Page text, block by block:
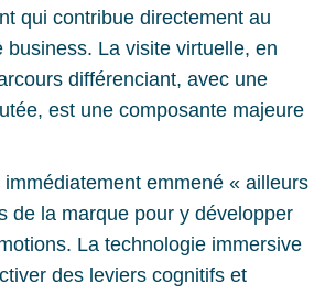
qui contribue directement au
business. La visite virtuelle, en
différenciant, avec une
est une composante majeure
emmené « ailleurs
de la marque pour y développer
La technologie immersive
des leviers cognitifs et